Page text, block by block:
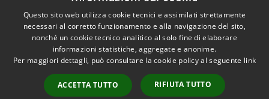
RSS
Accessibilità
Copyright © 2026 • Comune di
Vergiate • Powered by
Municipium•
Accesso
Questo sito web utilizza cookie tecnici e assimilati strettamente
necessari al corretto funzionamento e alla navigazione del sito,
nonché un cookie tecnico analitico al solo fine di elaborare
informazioni statistiche, aggregate e anonime.
Per maggiori dettagli, può consultare la cookie policy al seguente link
ACCETTA TUTTO RIFIUTA TUTTO